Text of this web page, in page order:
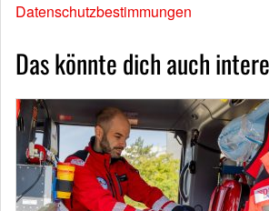
Datenschutzbestimmungen
Das könnte dich auch